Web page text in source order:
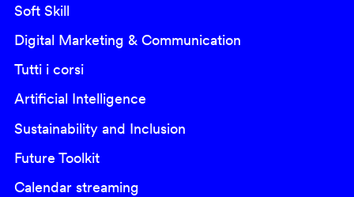
Soft Skill
Digital Marketing & Communication
Tutti i corsi
Artificial Intelligence
Sustainability and Inclusion
Future Toolkit
Calendar streaming